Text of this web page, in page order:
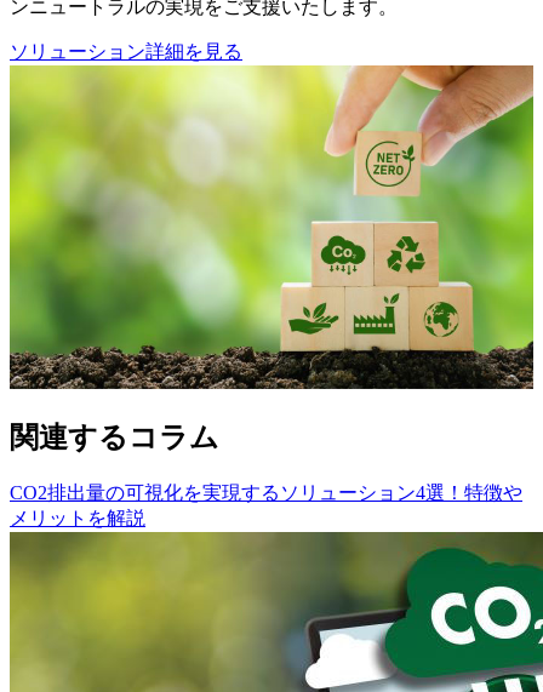
ンニュートラルの実現をご支援いたします。
ソリューション詳細を見る
関連するコラム
CO2排出量の可視化を実現するソリューション4選！特徴や
メリットを解説